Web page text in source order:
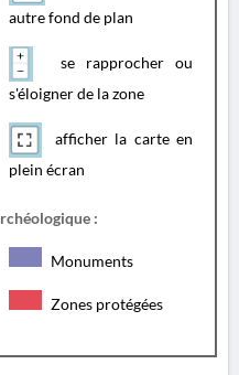
autre fond de plan
se rapprocher ou
s'éloigner de la zone
afficher la carte en
plein écran
:
Monuments
Zones protégées